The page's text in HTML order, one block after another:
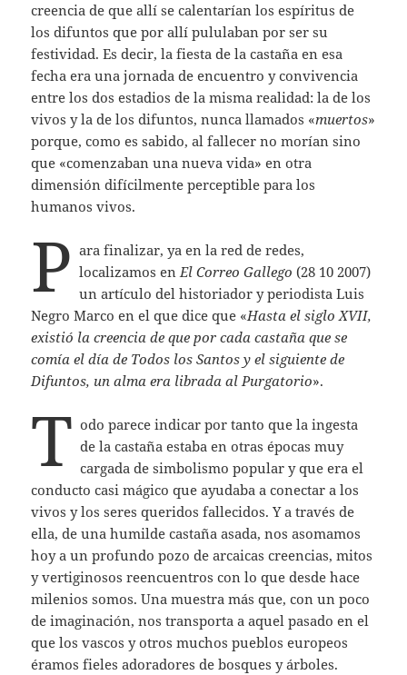
creencia de que allí se calentarían los espíritus de
los difuntos que por allí pululaban por ser su
festividad. Es decir, la fiesta de la castaña en esa
fecha era una jornada de encuentro y convivencia
entre los dos estadios de la misma realidad: la de los
vivos y la de los difuntos, nunca llamados «muertos»
porque, como es sabido, al fallecer no morían sino
que «comenzaban una nueva vida» en otra
dimensión difícilmente perceptible para los
humanos vivos.
P ara finalizar, ya en la red de redes,
localizamos enEl Correo Gallego (28 10 2007)
un artículo del historiador y periodista Luis
Negro Marco en el que dice que «Hasta el siglo XVII,
existió la creencia de que por cada castaña que se
comía el día de Todos los Santos y el siguiente de
Difuntos, un alma era librada al Purgatorio».
T odo parece indicar por tanto que la ingesta
de la castaña estaba en otras épocas muy
cargada de simbolismo popular y que era el
conducto casi mágico que ayudaba a conectar a los
vivos y los seres queridos fallecidos. Y a través de
ella, de una humilde castaña asada, nos asomamos
hoy a un profundo pozo de arcaicas creencias, mitos
y vertiginosos reencuentros con lo que desde hace
milenios somos. Una muestra más que, con un poco
de imaginación, nos transporta a aquel pasado en el
que los vascos y otros muchos pueblos europeos
éramos fieles adoradores de bosques y árboles.